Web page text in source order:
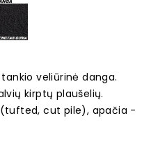
veliūrinė danga.
kirptų plaušelių.
cut pile), apačia -